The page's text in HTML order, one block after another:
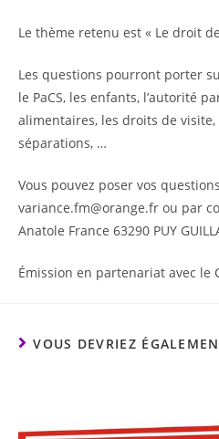
Le thème retenu est « Le droit
Les questions pourront porter
le PaCS, les enfants, l’autorité
alimentaires, les droits de visite,
séparations, …
Vous pouvez poser vos
variance.fm@orange.fr ou par
Anatole France 63290 PUY
Émission en partenariat avec le
VOUS DEVRIEZ